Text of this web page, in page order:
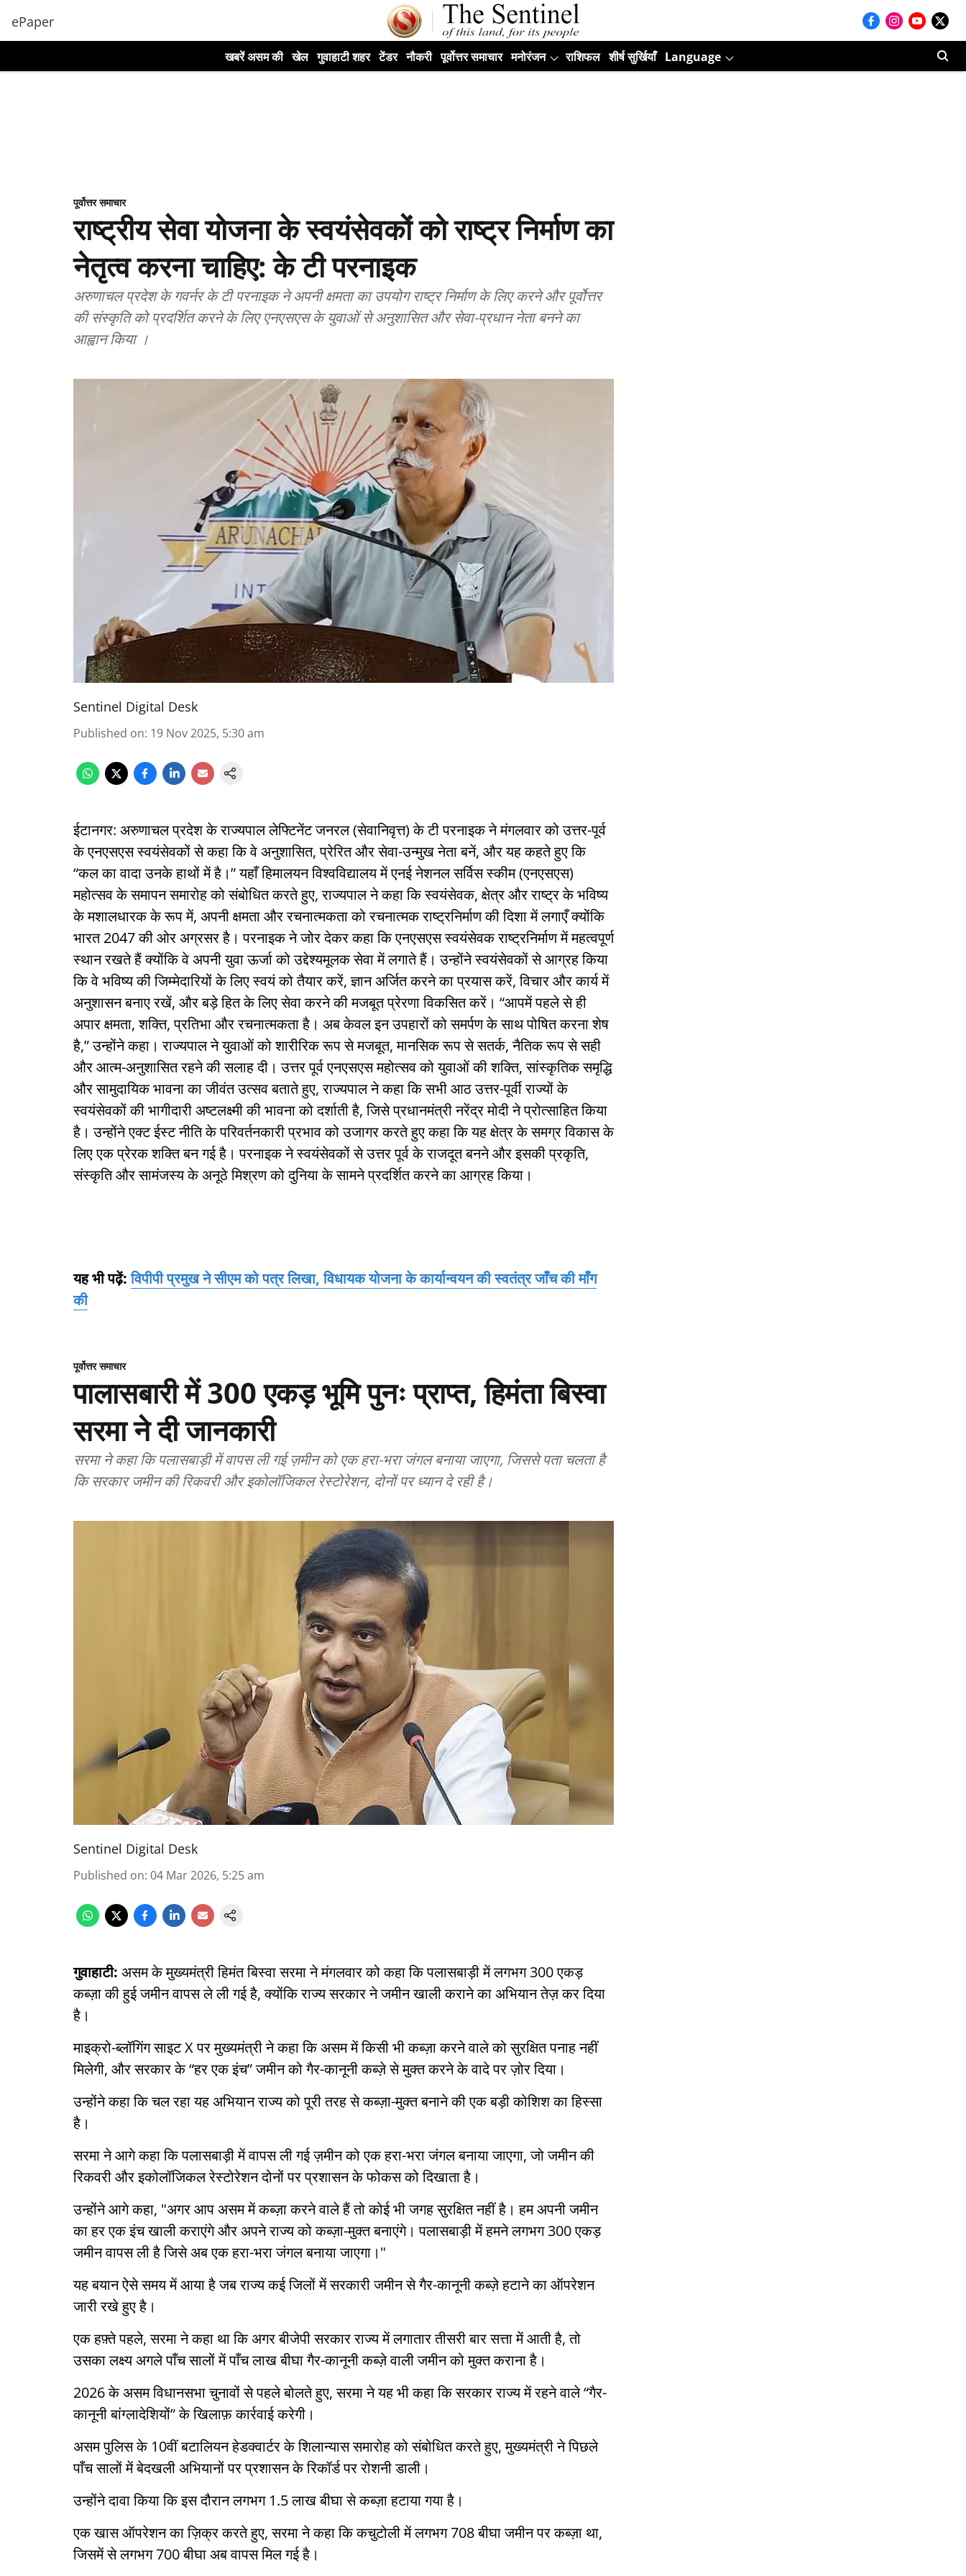
ePaper
खबरें असम की खेल गुवाहाटी शहर टेंडर नौकरी पूर्वोत्तर समाचार मनोरंजन राशिफल शीर्ष सुर्खियाँ Language
पूर्वोत्तर समाचार
राष्ट्रीय सेवा योजना के स्वयंसेवकों को राष्ट्र निर्माण का
नेतृत्व करना चाहिए: के टी परनाइक
अरुणाचल प्रदेश के गवर्नर के टी परनाइक ने अपनी क्षमता का उपयोग राष्ट्र निर्माण के लिए करने और पूर्वोत्तर
की संस्कृति को प्रदर्शित करने के लिए एनएसएस के युवाओं से अनुशासित और सेवा-प्रधान नेता बनने का
आह्वान किया ।
Sentinel Digital Desk
Published on: 19 Nov 2025, 5:30 am
ईटानगर: अरुणाचल प्रदेश के राज्यपाल लेफ्टिनेंट जनरल (सेवानिवृत्त) के टी परनाइक ने मंगलवार को उत्तर-पूर्व
के एनएसएस स्वयंसेवकों से कहा कि वे अनुशासित, प्रेरित और सेवा-उन्मुख नेता बनें, और यह कहते हुए कि
“कल का वादा उनके हाथों में है।” यहाँ हिमालयन विश्वविद्यालय में एनई नेशनल सर्विस स्कीम (एनएसएस)
महोत्सव के समापन समारोह को संबोधित करते हुए, राज्यपाल ने कहा कि स्वयंसेवक, क्षेत्र और राष्ट्र के भविष्य
के मशालधारक के रूप में, अपनी क्षमता और रचनात्मकता को रचनात्मक राष्ट्रनिर्माण की दिशा में लगाएँ क्योंकि
भारत 2047 की ओर अग्रसर है। परनाइक ने जोर देकर कहा कि एनएसएस स्वयंसेवक राष्ट्रनिर्माण में महत्वपूर्ण
स्थान रखते हैं क्योंकि वे अपनी युवा ऊर्जा को उद्देश्यमूलक सेवा में लगाते हैं। उन्होंने स्वयंसेवकों से आग्रह किया
कि वे भविष्य की जिम्मेदारियों के लिए स्वयं को तैयार करें, ज्ञान अर्जित करने का प्रयास करें, विचार और कार्य में
अनुशासन बनाए रखें, और बड़े हित के लिए सेवा करने की मजबूत प्रेरणा विकसित करें। “आपमें पहले से ही
अपार क्षमता, शक्ति, प्रतिभा और रचनात्मकता है। अब केवल इन उपहारों को समर्पण के साथ पोषित करना शेष
है,” उन्होंने कहा। राज्यपाल ने युवाओं को शारीरिक रूप से मजबूत, मानसिक रूप से सतर्क, नैतिक रूप से सही
और आत्म-अनुशासित रहने की सलाह दी। उत्तर पूर्व एनएसएस महोत्सव को युवाओं की शक्ति, सांस्कृतिक समृद्धि
और सामुदायिक भावना का जीवंत उत्सव बताते हुए, राज्यपाल ने कहा कि सभी आठ उत्तर-पूर्वी राज्यों के
स्वयंसेवकों की भागीदारी अष्टलक्ष्मी की भावना को दर्शाती है, जिसे प्रधानमंत्री नरेंद्र मोदी ने प्रोत्साहित किया
है। उन्होंने एक्ट ईस्ट नीति के परिवर्तनकारी प्रभाव को उजागर करते हुए कहा कि यह क्षेत्र के समग्र विकास के
लिए एक प्रेरक शक्ति बन गई है। परनाइक ने स्वयंसेवकों से उत्तर पूर्व के राजदूत बनने और इसकी प्रकृति,
संस्कृति और सामंजस्य के अनूठे मिश्रण को दुनिया के सामने प्रदर्शित करने का आग्रह किया।
यह भी पढ़ें:विपीपी प्रमुख ने सीएम को पत्र लिखा, विधायक योजना के कार्यान्वयन की स्वतंत्र जाँच की माँग
की
पूर्वोत्तर समाचार
पालासबारी में 300 एकड़ भूमि पुनः प्राप्त, हिमंता बिस्वा
सरमा ने दी जानकारी
सरमा ने कहा कि पलासबाड़ी में वापस ली गई ज़मीन को एक हरा-भरा जंगल बनाया जाएगा, जिससे पता चलता है
कि सरकार जमीन की रिकवरी और इकोलॉजिकल रेस्टोरेशन, दोनों पर ध्यान दे रही है।
Sentinel Digital Desk
Published on: 04 Mar 2026, 5:25 am
गुवाहाटी: असम के मुख्यमंत्री हिमंत बिस्वा सरमा ने मंगलवार को कहा कि पलासबाड़ी में लगभग 300 एकड़
कब्ज़ा की हुई जमीन वापस ले ली गई है, क्योंकि राज्य सरकार ने जमीन खाली कराने का अभियान तेज़ कर दिया
है।
माइक्रो-ब्लॉगिंग साइट X पर मुख्यमंत्री ने कहा कि असम में किसी भी कब्ज़ा करने वाले को सुरक्षित पनाह नहीं
मिलेगी, और सरकार के “हर एक इंच” जमीन को गैर-कानूनी कब्ज़े से मुक्त करने के वादे पर ज़ोर दिया।
उन्होंने कहा कि चल रहा यह अभियान राज्य को पूरी तरह से कब्ज़ा-मुक्त बनाने की एक बड़ी कोशिश का हिस्सा
है।
सरमा ने आगे कहा कि पलासबाड़ी में वापस ली गई ज़मीन को एक हरा-भरा जंगल बनाया जाएगा, जो जमीन की
रिकवरी और इकोलॉजिकल रेस्टोरेशन दोनों पर प्रशासन के फोकस को दिखाता है।
उन्होंने आगे कहा, "अगर आप असम में कब्ज़ा करने वाले हैं तो कोई भी जगह सुरक्षित नहीं है। हम अपनी जमीन
का हर एक इंच खाली कराएंगे और अपने राज्य को कब्ज़ा-मुक्त बनाएंगे। पलासबाड़ी में हमने लगभग 300 एकड़
जमीन वापस ली है जिसे अब एक हरा-भरा जंगल बनाया जाएगा।"
यह बयान ऐसे समय में आया है जब राज्य कई जिलों में सरकारी जमीन से गैर-कानूनी कब्ज़े हटाने का ऑपरेशन
जारी रखे हुए है।
एक हफ़्ते पहले, सरमा ने कहा था कि अगर बीजेपी सरकार राज्य में लगातार तीसरी बार सत्ता में आती है, तो
उसका लक्ष्य अगले पाँच सालों में पाँच लाख बीघा गैर-कानूनी कब्ज़े वाली जमीन को मुक्त कराना है।
2026 के असम विधानसभा चुनावों से पहले बोलते हुए, सरमा ने यह भी कहा कि सरकार राज्य में रहने वाले “गैर-
कानूनी बांग्लादेशियों” के खिलाफ़ कार्रवाई करेगी।
असम पुलिस के 10वीं बटालियन हेडक्वार्टर के शिलान्यास समारोह को संबोधित करते हुए, मुख्यमंत्री ने पिछले
पाँच सालों में बेदखली अभियानों पर प्रशासन के रिकॉर्ड पर रोशनी डाली।
उन्होंने दावा किया कि इस दौरान लगभग 1.5 लाख बीघा से कब्ज़ा हटाया गया है।
एक खास ऑपरेशन का ज़िक्र करते हुए, सरमा ने कहा कि कचुटोली में लगभग 708 बीघा जमीन पर कब्ज़ा था,
जिसमें से लगभग 700 बीघा अब वापस मिल गई है।